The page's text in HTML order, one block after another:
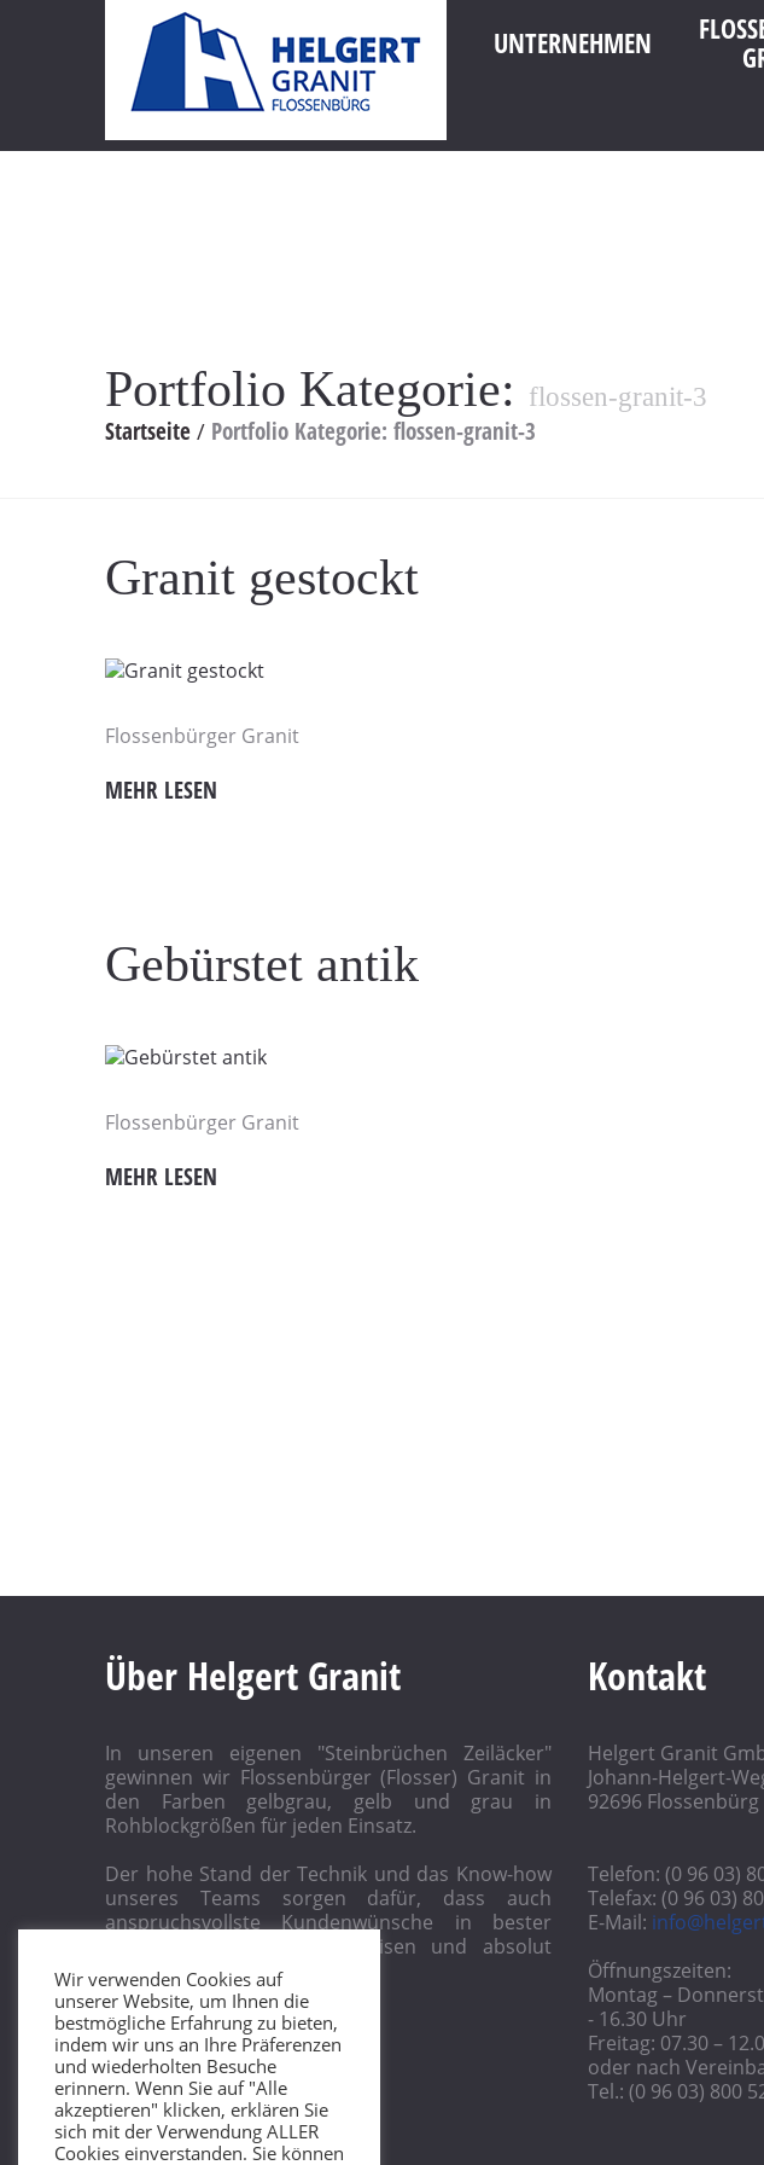
UNTERNEHMEN
Portfolio Kategorie: flossen-granit-3
Startseite Portfolio Kategorie: flossen-granit-3
Granit gestockt
Flossenbürger Granit
MEHR LESEN
Gebürstet antik
Flossenbürger Granit
MEHR LESEN
Über Helgert Granit
In unseren eigenen "Steinbrüchen Zeiläcker"
gewinnen wir Flossenbürger (Flosser) Granit in
den Farben gelbgrau, gelb und grau in
Rohblockgrößen für jeden Einsatz.
Der hohe Stand der Technik und das Know-how
unseres Teams sorgen dafür, dass auch
anspruchsvollste Kundenwünsche in bester
Qualität, zu attraktiven Preisen und absolut
termintreu realisiert werden.
Kontakt
Helgert Granit
Johann-Helgert-
92696 Flossenbürg
Telefon: (0 96 03)
Telefax: (0 96 03)
E-Mail:
Öffnungszeiten:
Montag –
- 16.30 Uhr
Freitag: 07.30 –
oder nach
Tel.: (0 96 03) 800
Wir verwenden Cookies auf
unserer Website, um Ihnen die
bestmögliche Erfahrung zu bieten,
indem wir uns an Ihre Präferenzen
und wiederholten Besuche
erinnern. Wenn Sie auf "Alle
akzeptieren" klicken, erklären Sie
sich mit der Verwendung ALLER
Cookies einverstanden. Sie können